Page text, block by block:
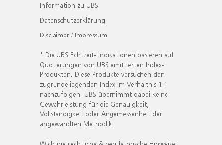
Information zu UBS
Datenschutzerklärung
Disclaimer / Impressum
* Die UBS Echtzeit- Indikationen basieren auf
Quotierungen von UBS emittierten Index-
Produkten. Diese Produkte versuchen den
zugrundeliegenden Index im Verhältnis 1:1
nachzufolgen. UBS übernimmt dabei keine
Gewährleistung für die Genauigkeit,
Vollständigkeit oder Angemessenheit der
angewandten Methodik.